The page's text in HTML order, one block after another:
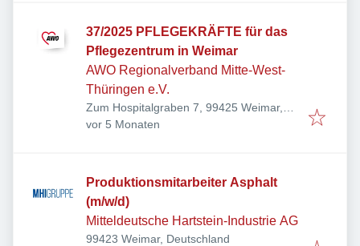
37/2025 PFLEGEKRÄFTE für das
Pflegezentrum in Weimar
AWO Regionalverband Mitte-West-
Thüringen e.V.
Zum Hospitalgraben 7, 99425 Weimar,
Deutschland
Veröffentlicht:
vor 5 Monaten
Produktionsmitarbeiter Asphalt
(m/w/d)
Mitteldeutsche Hartstein-Industrie AG
99423 Weimar, Deutschland